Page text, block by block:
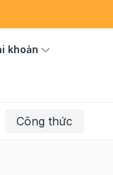
khoản
Công thức